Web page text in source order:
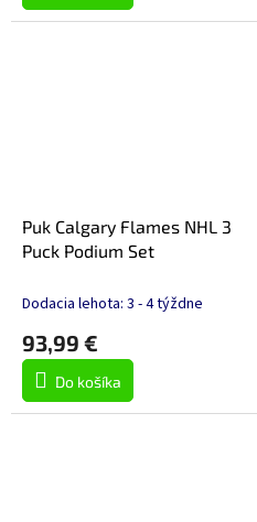
Puk Calgary Flames NHL 3
Puck Podium Set
Dodacia lehota: 3 - 4 týždne
93,99 €
Do košíka